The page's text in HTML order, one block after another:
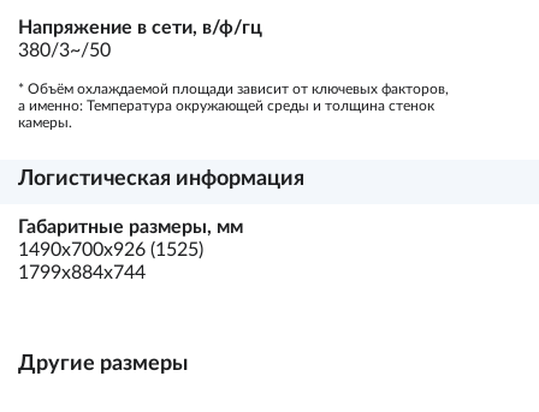
Напряжение в сети, в/ф/гц
380/3~/50
* Объём охлаждаемой площади зависит от ключевых факторов,
а именно: Температура окружающей среды и толщина стенок
камеры.
Логистическая информация
Габаритные размеры, мм
1490х700х926 (1525)
1799х884х744
Другие размеры